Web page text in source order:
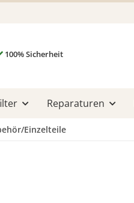
100% Sicherheit
Reparaturen
Einzelteile